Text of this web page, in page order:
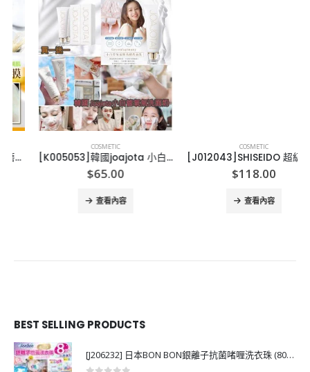
COSMETIC
[K005053]韓國joajota 小白管氧氣洗面奶-2支
65.00
查看內容
COSMETIC
[J012043]SHISEIDO 超級去角質潔膚棉片(一盒8塊)
118.00
查看內容
BEST SELLING PRODUCTS
[J206232] 日本BON BON銀離子抗菌啫喱洗衣珠 (80粒)